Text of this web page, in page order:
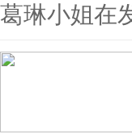
葛琳小姐在